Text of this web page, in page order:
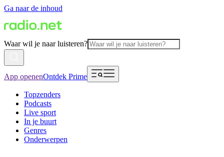
Ga naar de inhoud
Waar wil je naar luisteren?
App openenOntdek Prime
Topzenders
Podcasts
Live sport
In je buurt
Genres
Onderwerpen